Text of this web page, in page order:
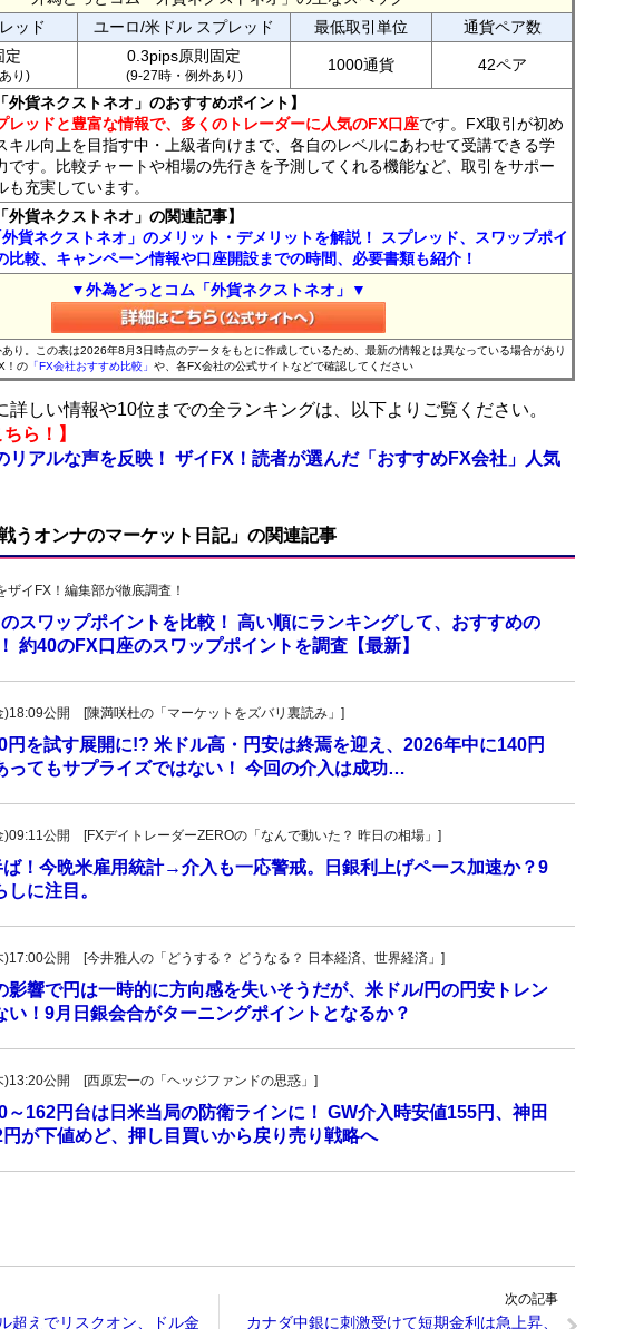
ッド
ユーロ/米ドル スプレッド 最低取引単位
通貨ペア数
定
り)
0.3pips原則固定
(9-27時・例外あり)
1000通貨 42ペア
外貨ネクストネオ」のおすすめポイント】
レッドと豊富な情報で、多くのトレーダーに人気のFX口座です。FX取引が初め
キル向上を目指す中・上級者向けまで、各自のレベルにあわせて受講できる学
です。比較チャートや相場の先行きを予測してくれる機能など、取引をサポー
も充実しています。
外貨ネクストネオ」の関連記事】
貨ネクストネオ」のメリット・デメリットを解説！ スプレッド、スワップポイ
比較、キャンペーン情報や口座開設までの時間、必要書類も紹介！
▼外為どっとコム「外貨ネクストネオ」▼
り。この表は2026年8月3日時点のデータをもとに作成しているため、最新の情報とは異なっている場合があり
！の 「FX会社おすすめ比較」 や、各FX会社の公式サイトなどで確認してください
詳しい情報や10位までの全ランキングは、以下よりご覧ください。
ら！】
リアルな声を反映！ ザイFX！読者が選んだ「おすすめFX会社」人気
うオンナのマーケット日記」の関連記事
ザイFX！編集部が徹底調査！
スワップポイントを比較！ 高い順にランキングして、おすすめの
約40のFX口座のスワップポイントを調査【最新】
公開 [陳満咲杜の「マーケットをズバリ裏読み」]
円を試す展開に!? 米ドル高・円安は終焉を迎え、2026年中に140円
ってもサプライズではない！ 今回の介入は成功…
公開 [FXデイトレーダーZEROの「なんで動いた？ 昨日の相場」]
ば！今晩米雇用統計→介入も一応警戒。日銀利上げペース加速か？9
しに注目。
公開 [今井雅人の「どうする？ どうなる？ 日本経済、世界経済」]
影響で円は一時的に方向感を失いそうだが、米ドル/円の円安トレン
い！9月日銀会合がターニングポイントとなるか？
公開 [西原宏一の「ヘッジファンドの思惑」]
～162円台は日米当局の防衛ラインに！ GW介入時安値155円、神田
が下値めど、押し目買いから戻り売り戦略へ
超えでリスクオン、ドル金
次の記事
カナダ中銀に刺激受けて短期金利は急上昇、